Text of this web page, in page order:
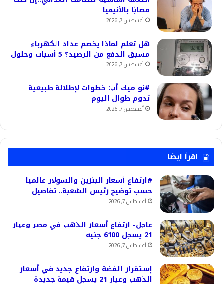
مصابًا بالأنيميا
أغسطس 7, 2026
هل تعلم لماذا يخصم عداد الكهرباء
مسبق الدفع من الرصيد؟ 5 أسباب وحلول
أغسطس 7, 2026
#نو ميك أب: خطوات لإطلالة طبيعية
تدوم طوال اليوم
أغسطس 7, 2026
اقرأ ايضا
#ارتفاع أسعار البنزين والسولار عالميا
حسب توضيح رئيس الشعبة.. تفاصيل
أغسطس 7, 2026
عاجل- ارتفاع أسعار الذهب في مصر وعيار
21 يسجل 6100 جنيه
أغسطس 7, 2026
إستقرار الفضة وارتفاع جديد في أسعار
الذهب وعيار 21 يسجل قيمة جديدة